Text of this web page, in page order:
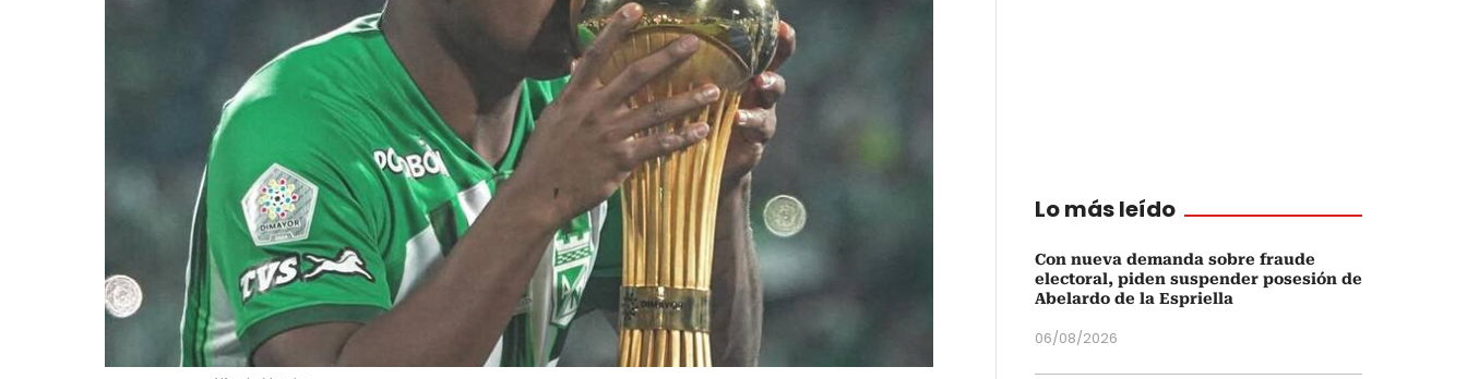
Lo más leído
Con nueva demanda sobre fraude
electoral, piden suspender posesión de
Abelardo de la Espriella
06/08/2026